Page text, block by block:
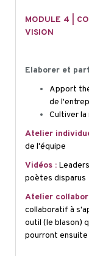
MODULE 4 |
VISION
Elaborer et
Apport
de
Cultiver la
Atelier
de l'équipe
Vidéos :
poètes disparus
Atelier
collaboratif à
outil (le blason)
pourront